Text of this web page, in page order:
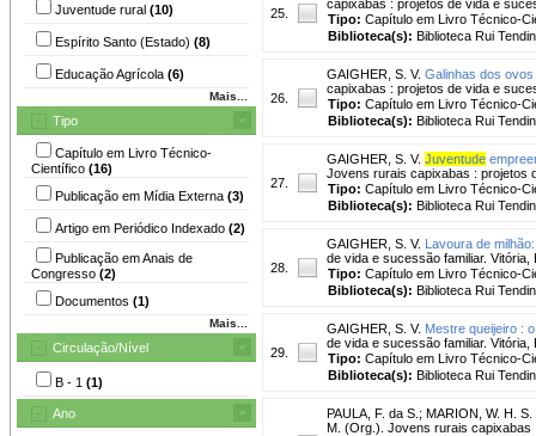
Juventude rural (10)
Espírito Santo (Estado) (8)
Educação Agrícola (6)
Mais...
Tipo
Capítulo em Livro Técnico-
Científico (16)
Publicação em Mídia Externa (3)
Artigo em Periódico Indexado (2)
Publicação em Anais de
Congresso (2)
Documentos (1)
Mais...
Circulação/Nível
B - 1 (1)
Ano
25.
capixabas : projetos de vida e
Tipo: Capítulo em Livro Técnico-
Biblioteca(s): Biblioteca Rui
26.
GAIGHER, S. V. Galinhas dos
capixabas : projetos de vida e
Tipo: Capítulo em Livro Técnico-
Biblioteca(s): Biblioteca Rui
27.
GAIGHER, S. V. Juventude
Jovens rurais capixabas : projetos
Tipo: Capítulo em Livro Técnico-
Biblioteca(s): Biblioteca Rui
28.
GAIGHER, S. V. Lavoura de
de vida e sucessão familiar.
Tipo: Capítulo em Livro Técnico-
Biblioteca(s): Biblioteca Rui
29.
GAIGHER, S. V. Mestre queijeiro :
de vida e sucessão familiar.
Tipo: Capítulo em Livro Técnico-
Biblioteca(s): Biblioteca Rui
PAULA, F. da S. ; MARION, W. H. S.
M. (Org.). Jovens rurais capixabas